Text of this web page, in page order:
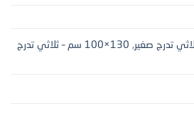
,
130×100 سم – ثلاثي تدرج